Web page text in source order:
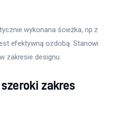
wykonana ścieżka, np z
efektywną ozdobą. Stanowi
zakresie designu.
zakres